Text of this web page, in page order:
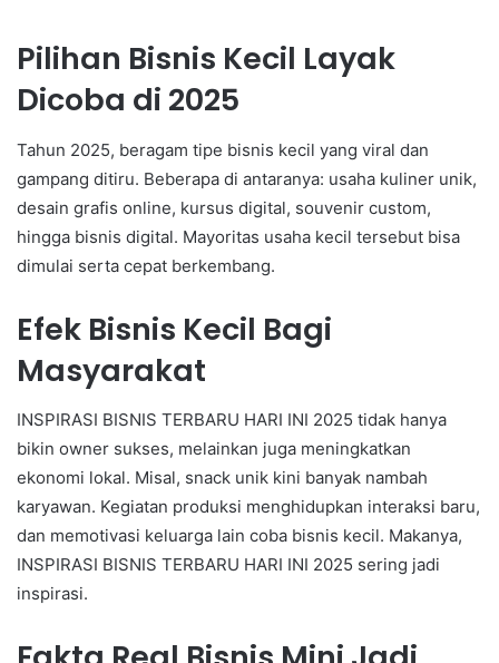
Pilihan Bisnis Kecil Layak
Dicoba di 2025
Tahun 2025, beragam tipe bisnis kecil yang viral dan
gampang ditiru. Beberapa di antaranya: usaha kuliner unik,
desain grafis online, kursus digital, souvenir custom,
hingga bisnis digital. Mayoritas usaha kecil tersebut bisa
dimulai serta cepat berkembang.
Efek Bisnis Kecil Bagi
Masyarakat
INSPIRASI BISNIS TERBARU HARI INI 2025 tidak hanya
bikin owner sukses, melainkan juga meningkatkan
ekonomi lokal. Misal, snack unik kini banyak nambah
karyawan. Kegiatan produksi menghidupkan interaksi baru,
dan memotivasi keluarga lain coba bisnis kecil. Makanya,
INSPIRASI BISNIS TERBARU HARI INI 2025 sering jadi
inspirasi.